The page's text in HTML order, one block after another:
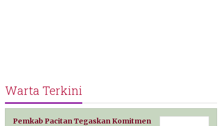
Warta Terkini
Pemkab Pacitan Tegaskan Komitmen